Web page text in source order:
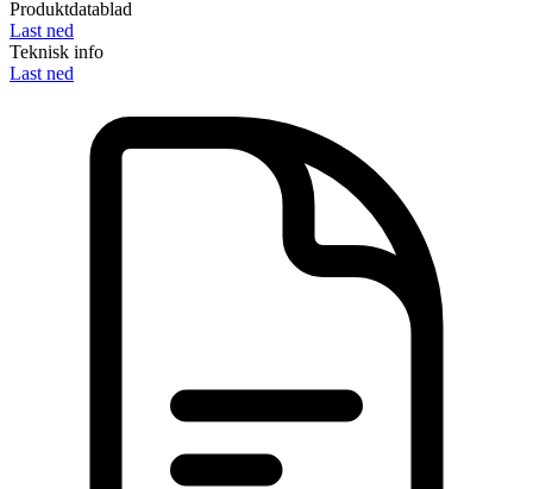
Produktdatablad
Last ned
Teknisk info
Last ned